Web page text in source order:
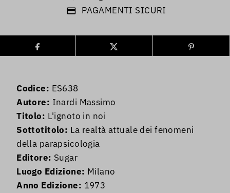
PAGAMENTI SICURI
Codice: ES638
Autore: Inardi Massimo
Titolo: L'ignoto in noi
Sottotitolo: La realtà attuale dei fenomeni
della parapsicologia
Editore: Sugar
Luogo Edizione: Milano
Anno Edizione: 1973